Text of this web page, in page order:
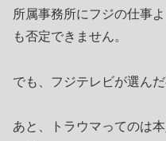
所属事務所にフジの仕事
も否定できません。
でも、フジテレビが選んだ
あと、トラウマってのは